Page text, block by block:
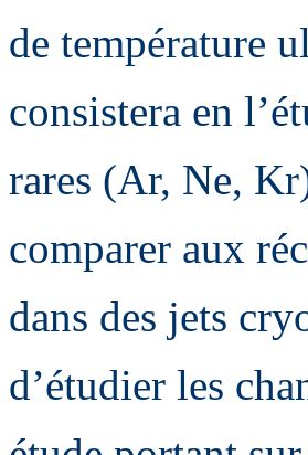
de température
consistera en
rares (Ar, Ne,
comparer aux
dans des jets
d’étudier les